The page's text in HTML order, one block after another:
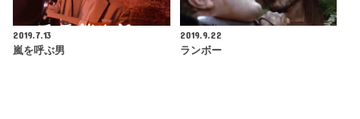
2019.7.13
嵐を呼ぶ男
2019.9.22
ランボー